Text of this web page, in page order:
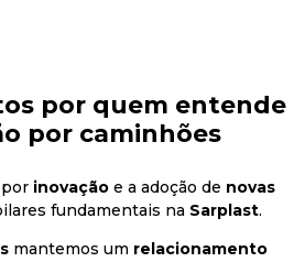
por quem entende
por caminhões
inovação e a adoção de novas
fundamentais na Sarplast.
mantemos um relacionamento